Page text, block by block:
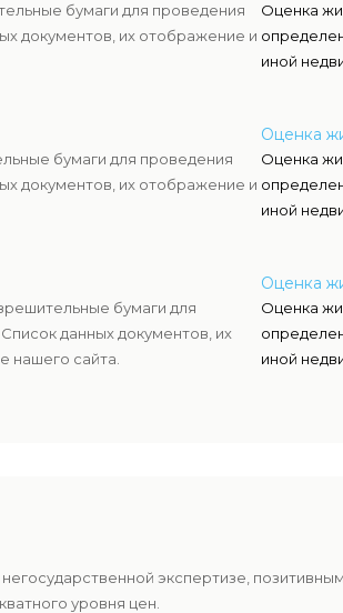
бумаги для проведения
документов, их отображение и
бумаги для проведения
документов, их отображение и
бумаги для
данных документов, их
нашего сайта.
Оценка
иной
Оценка
Оценка
иной
Оценка
Оценка
иной
экспертизе,
уровня цен.